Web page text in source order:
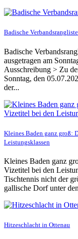
Badische
Badische
ausgetragen am
Ausschreibung > Zu
Sonntag, den
der...
Kleines Baden ganz groß:
Leistungsklassen
Kleines Baden ganz
Vizetitel bei den
Tischtennis nicht der
gallische Dorf unter
Hitzeschlacht in Ottenau